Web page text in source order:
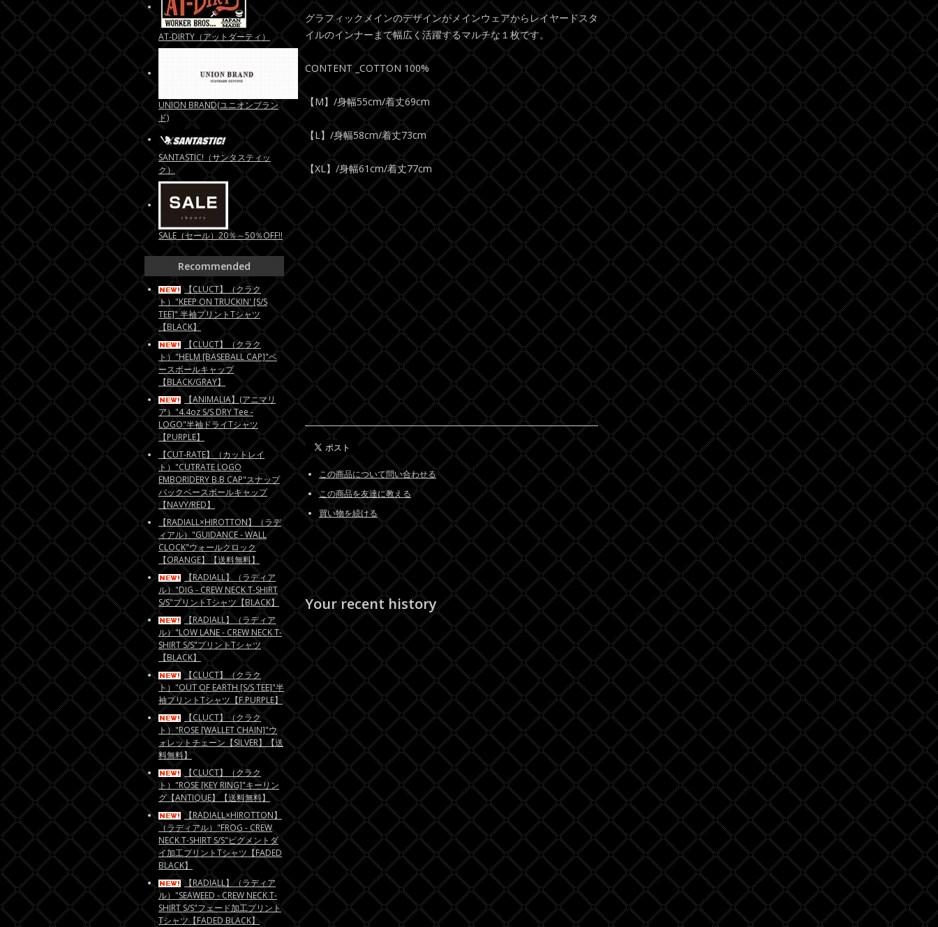
グラフィックメインのデザインがメインウェアからレイヤードスタ
イルのインナーまで幅広く活躍するマルチな１枚です。
CONTENT _COTTON 100%
【M】/身幅55cm/着丈69cm
【L】/身幅58cm/着丈73cm
【XL】/身幅61cm/着丈77cm
この商品について問い合わせる
この商品を友達に教える
買い物を続ける
Your recent history
AT-DIRTY（アットダーティ）
UNION BRAND(ユニオンブラン
ド)
SANTASTIC!（サンタスティッ
ク）
SALE（セール）20％～50％OFF!!
Recommended
【CLUCT】（クラク
ト）"KEEP ON TRUCKIN' [S/S
TEE]" 半袖プリントTシャツ
【BLACK】
【CLUCT】（クラク
ト）"HELM [BASEBALL CAP]"ベ
ースボールキャップ
【BLACK/GRAY】
【ANIMALIA】(アニマリ
ア）"4.4oz S/S DRY Tee -
LOGO"半袖ドライTシャツ
【PURPLE】
【CUT-RATE】（カットレイ
ト）"CUTRATE LOGO
EMBORIDERY B.B CAP"スナップ
バックベースボールキャップ
【NAVY/RED】
【RADIALL×HIROTTON】（ラデ
ィアル）"GUIDANCE - WALL
CLOCK"ウォールクロック
【ORANGE】【送料無料】
【RADIALL】（ラディア
ル）"DIG - CREW NECK T-SHIRT
S/S"プリントTシャツ【BLACK】
【RADIALL】（ラディア
ル）"LOW LANE - CREW NECK T-
SHIRT S/S"プリントTシャツ
【BLACK】
【CLUCT】（クラク
ト）"OUT OF EARTH [S/S TEE]"半
袖プリントTシャツ【F.PURPLE】
【CLUCT】（クラク
ト）"ROSE [WALLET CHAIN]"ウ
ォレットチェーン【SILVER】【送
料無料】
【CLUCT】（クラク
ト）"ROSE [KEY RING]"キーリン
グ【ANTIQUE】【送料無料】
【RADIALL×HIROTTON】
（ラディアル）"FROG - CREW
NECK T-SHIRT S/S"ピグメントダ
イ加工プリントTシャツ【FADED
BLACK】
【RADIALL】（ラディア
ル）"SEAWEED - CREW NECK T-
SHIRT S/S"フェード加工プリント
Tシャツ【FADED BLACK】